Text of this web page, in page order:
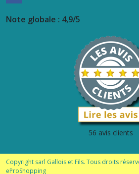
Note globale : 4,9/5
56 avis clients
Copyright sarl Gallois et Fils. Tous droits
eProShopping